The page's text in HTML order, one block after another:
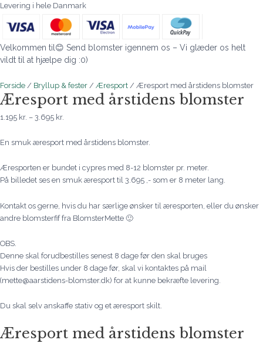
Levering i hele Danmark
Velkommen til😊 Send blomster igennem os – Vi glæder os helt
vildt til at hjælpe dig :0)
Forside / Bryllup & fester / Æresport / Æresport med årstidens blomster
Æresport med årstidens blomster
1.195 kr. – 3.695 kr.
En smuk æresport med årstidens blomster.
Æresporten er bundet i cypres med 8-12 blomster pr. meter.
På billedet ses en smuk æresport til 3.695 ,- som er 8 meter lang.
Kontakt os gerne, hvis du har særlige ønsker til æresporten, eller du ønsker
andre blomsterfif fra BlomsterMette 🙂
OBS.
Denne skal forudbestilles senest 8 dage før den skal bruges
Hvis der bestilles under 8 dage før, skal vi kontaktes på mail
(mette@aarstidens-blomster.dk) for at kunne bekræfte levering.
Du skal selv anskaffe stativ og et æresport skilt.
Æresport med årstidens blomster